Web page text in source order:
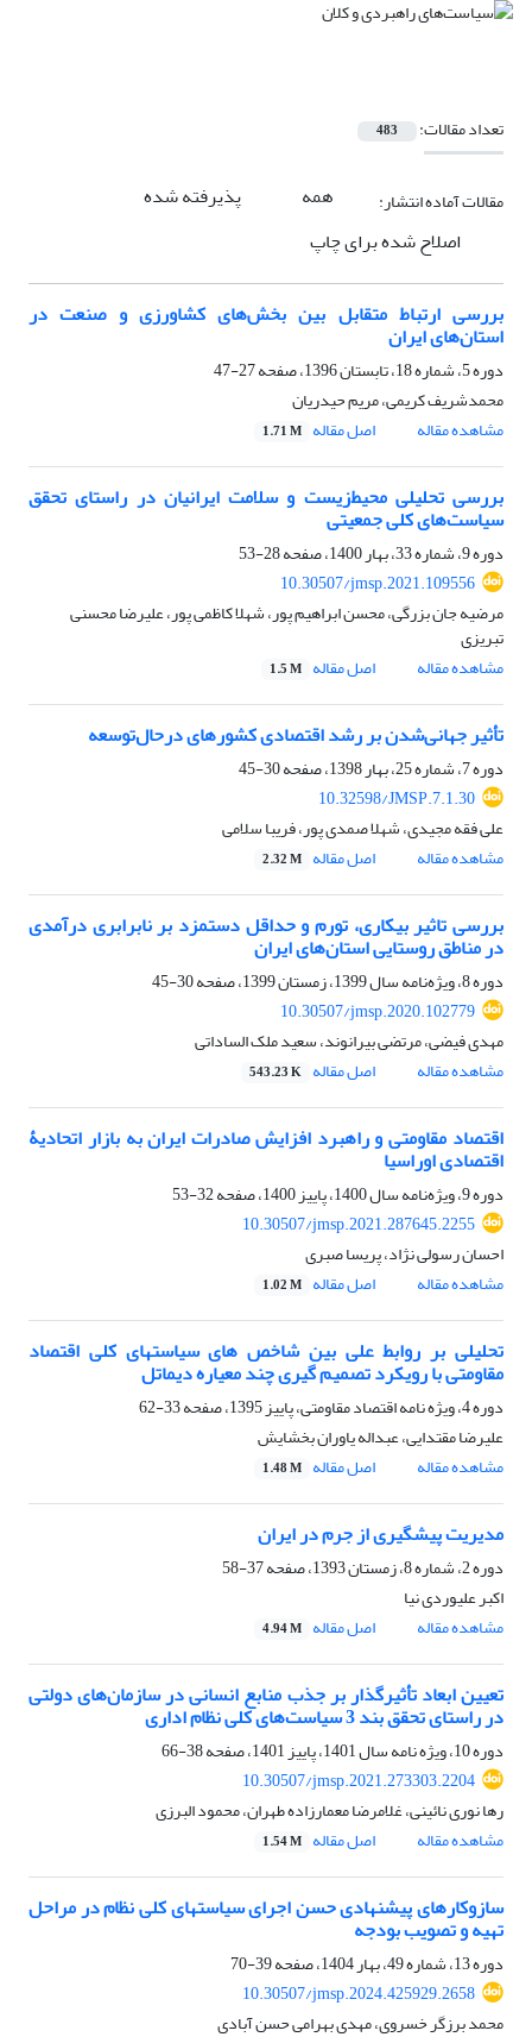
تعداد مقالات: 483
مقالات آماده انتشار: همه
پذیرفته شده
اصلاح شده برای چاپ
بررسی ارتباط متقابل بین بخش‌های کشاورزی و صنعت در
استان‌های ایران
دوره 5، شماره 18، تابستان 1396، صفحه
27-47
محمدشریف کریمی، مریم حیدریان
مشاهده مقاله
اصل مقاله 1.71 M
بررسی تحلیلی محیط‌زیست و سلامت ایرانیان در راستای تحقق
سیاست‌های کلی جمعیتی
دوره 9، شماره 33، بهار 1400، صفحه
28-53
10.30507/jmsp.2021.109556
مرضیه جان بزرگی، محسن ابراهیم پور، شهلا کاظمی پور، علیرضا محسنی
تبریزی
مشاهده مقاله
اصل مقاله 1.5 M
تأثیر جهانی‌شدن بر رشد اقتصادی کشورهای درحال‌توسعه
دوره 7، شماره 25، بهار 1398، صفحه
30-45
10.32598/JMSP.7.1.30
علی فقه مجیدی، شهلا صمدی پور، فریبا سلامی
مشاهده مقاله
اصل مقاله 2.32 M
بررسی تاثیر بیکاری، تورم و حداقل دستمزد بر نابرابری درآمدی
در مناطق روستایی استان‌های ایران
دوره 8، ویژه‌نامه سال 1399، زمستان 1399، صفحه
30-45
10.30507/jmsp.2020.102779
مهدی فیضی، مرتضی بیرانوند، سعید ملک الساداتی
مشاهده مقاله
اصل مقاله 543.23 K
اقتصاد مقاومتی و راهبرد افزایش صادرات ایران به بازار اتحادیۀ
اقتصادی اوراسیا
دوره 9، ویژه‌نامه سال 1400، پاییز 1400، صفحه
32-53
10.30507/jmsp.2021.287645.2255
احسان رسولی نژاد، پریسا صبری
مشاهده مقاله
اصل مقاله 1.02 M
تحلیلی بر روابط علی بین شاخص های سیاستهای کلی اقتصاد
مقاومتی با رویکرد تصمیم گیری چند معیاره دیماتل
دوره 4، ویژه نامه اقتصاد مقاومتی، پاییز 1395، صفحه
33-62
علیرضا مقتدایی، عبداله یاوران بخشایش
مشاهده مقاله
اصل مقاله 1.48 M
مدیریت پیشگیری از جرم در ایران
دوره 2، شماره 8، زمستان 1393، صفحه
37-58
اکبر علیوردی نیا
مشاهده مقاله
اصل مقاله 4.94 M
تعیین ابعاد تأثیرگذار بر جذب منابع انسانی در سازمان‌های دولتی
در راستای تحقق بند 3 سیاست‌های کلی نظام اداری
دوره 10، ویژه نامه سال 1401، پاییز 1401، صفحه
38-66
10.30507/jmsp.2021.273303.2204
رها نوری نائینی، غلامرضا معمارزاده طهران، محمود البرزی
مشاهده مقاله
اصل مقاله 1.54 M
سازوکارهای پیشنهادی حسن اجرای سیاستهای کلی نظام در مراحل
تهیه و تصویب بودجه
دوره 13، شماره 49، بهار 1404، صفحه
39-70
10.30507/jmsp.2024.425929.2658
محمد برزگر خسروی، مهدی بهرامی حسن آبادی